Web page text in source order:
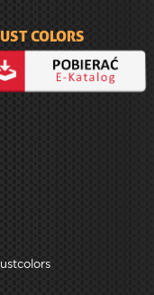
COLORS